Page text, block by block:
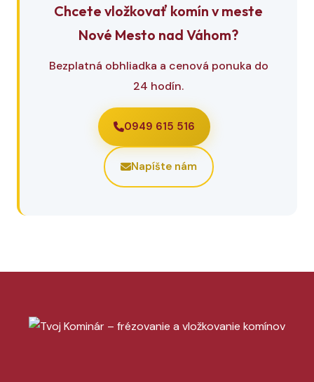
Chcete vložkovať komín v meste
Nové Mesto nad Váhom?
Bezplatná obhliadka a cenová ponuka do
24 hodín.
0949 615 516
Napíšte nám